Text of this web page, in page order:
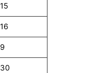
15
16
9
30